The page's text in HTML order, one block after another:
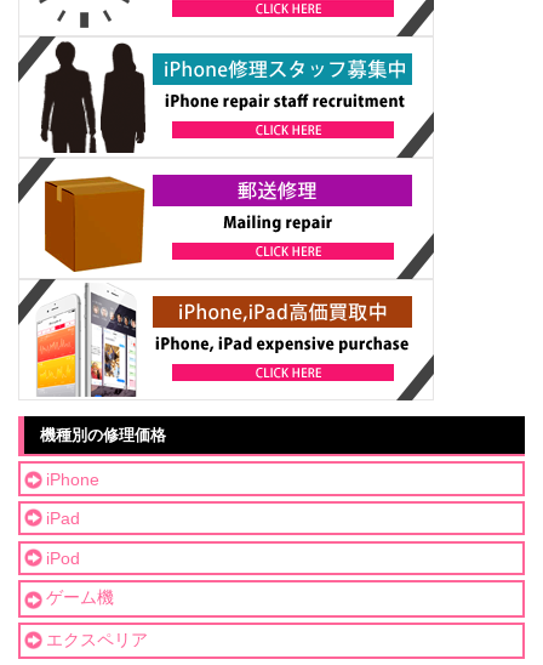
機種別の修理価格
iPhone
iPad
iPod
ゲーム機
エクスペリア